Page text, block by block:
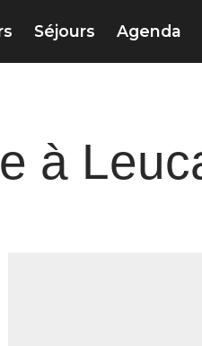
Séjours Agenda
à